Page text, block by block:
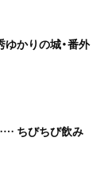
かりの城・番外
ちびちび飲み